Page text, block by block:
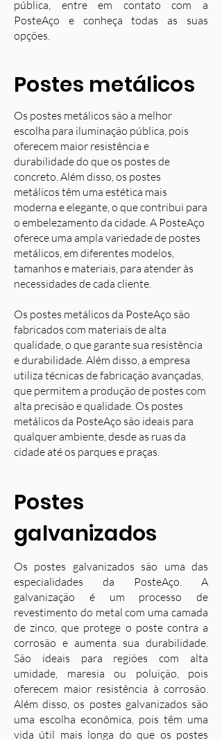
pública, entre em contato com a
PosteAço e conheça todas as suas
opções.
Postes metálicos
Os postes metálicos são a melhor
escolha para iluminação pública, pois
oferecem maior resistência e
durabilidade do que os postes de
concreto. Além disso, os postes
metálicos têm uma estética mais
moderna e elegante, o que contribui para
o embelezamento da cidade. A PosteAço
oferece uma ampla variedade de postes
metálicos, em diferentes modelos,
tamanhos e materiais, para atender às
necessidades de cada cliente.
Os postes metálicos da PosteAço são
fabricados com materiais de alta
qualidade, o que garante sua resistência
e durabilidade. Além disso, a empresa
utiliza técnicas de fabricação avançadas,
que permitem a produção de postes com
alta precisão e qualidade. Os postes
metálicos da PosteAço são ideais para
qualquer ambiente, desde as ruas da
cidade até os parques e praças.
Postes
galvanizados
Os postes galvanizados são uma das
especialidades da PosteAço. A
galvanização é um processo de
revestimento do metal com uma camada
de zinco, que protege o poste contra a
corrosão e aumenta sua durabilidade.
São ideais para regiões com alta
umidade, maresia ou poluição, pois
oferecem maior resistência à corrosão.
Além disso, os postes galvanizados são
uma escolha econômica, pois têm uma
vida útil mais longa do que os postes